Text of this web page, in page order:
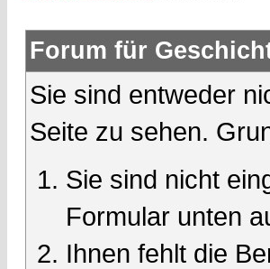
Forum für
Sie sind entweder
Seite zu sehen.
Sie sind nicht
Formular unten
Ihnen fehlt die